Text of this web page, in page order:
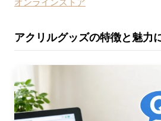
アクリルグッズの特徴と魅力